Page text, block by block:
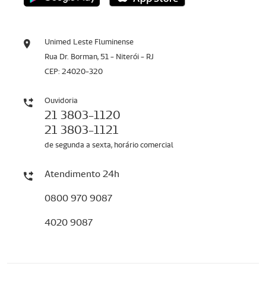
Unimed Leste Fluminense
Rua Dr. Borman, 51 - Niterói - RJ
CEP: 24020-320
Ouvidoria
21 3803-1120
21 3803-1121
de segunda a sexta, horário comercial
Atendimento 24h
0800 970 9087
4020 9087